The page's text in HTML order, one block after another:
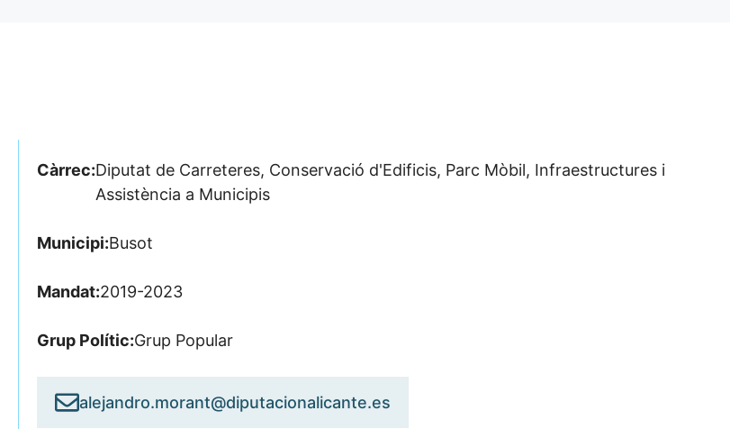
Càrrec:Diputat de Carreteres, Conservació d'Edificis, Parc Mòbil, Infraestructures i
Assistència a Municipis
Municipi:Busot
Mandat:2019-2023
Grup Polític:Grup Popular
alejandro.morant@diputacionalicante.es